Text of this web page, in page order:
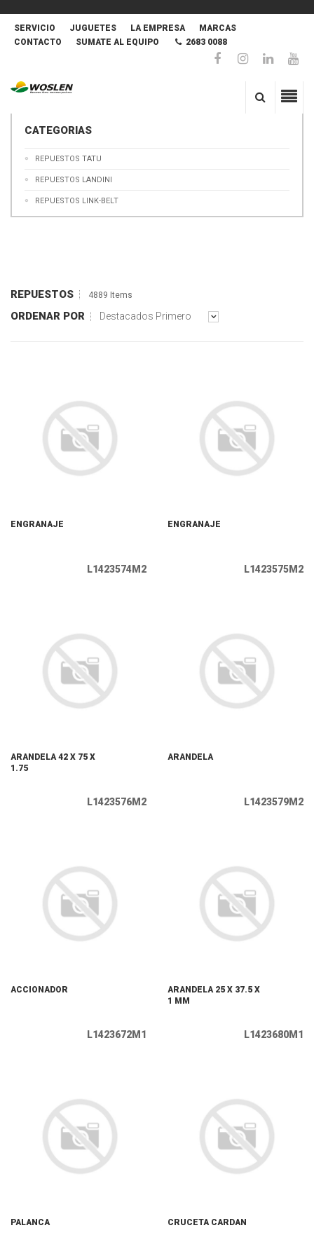
SERVICIO JUGUETES LA EMPRESA
MARCAS
CONTACTO
SUMATE AL EQUIPO 2683 0088
CATEGORIAS
REPUESTOS TATU
REPUESTOS LANDINI
REPUESTOS LINK-BELT
REPUESTOS 4889 Items
ORDENAR POR Destacados Primero
ENGRANAJE
L1423574M2
ENGRANAJE
L1423575M2
ARANDELA 42 X 75 X
1.75
L1423576M2
ARANDELA
L1423579M2
ACCIONADOR
L1423672M1
ARANDELA 25 X 37.5 X
1 MM
L1423680M1
PALANCA CRUCETA CARDAN